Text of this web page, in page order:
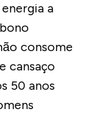
a
consome
cansaço
50 anos